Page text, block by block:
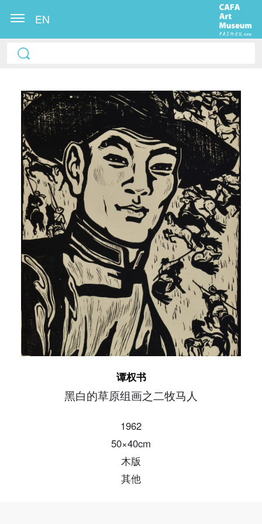
EN
谭权书
黑白的草原组画之二牧马人
1962
50×40cm
木版
其他
快捷登录 帐号密码登录
手机号码
发送验证码
手机号码将作为您的登录账号
验证码
可使用雅昌艺术网会员账户登录